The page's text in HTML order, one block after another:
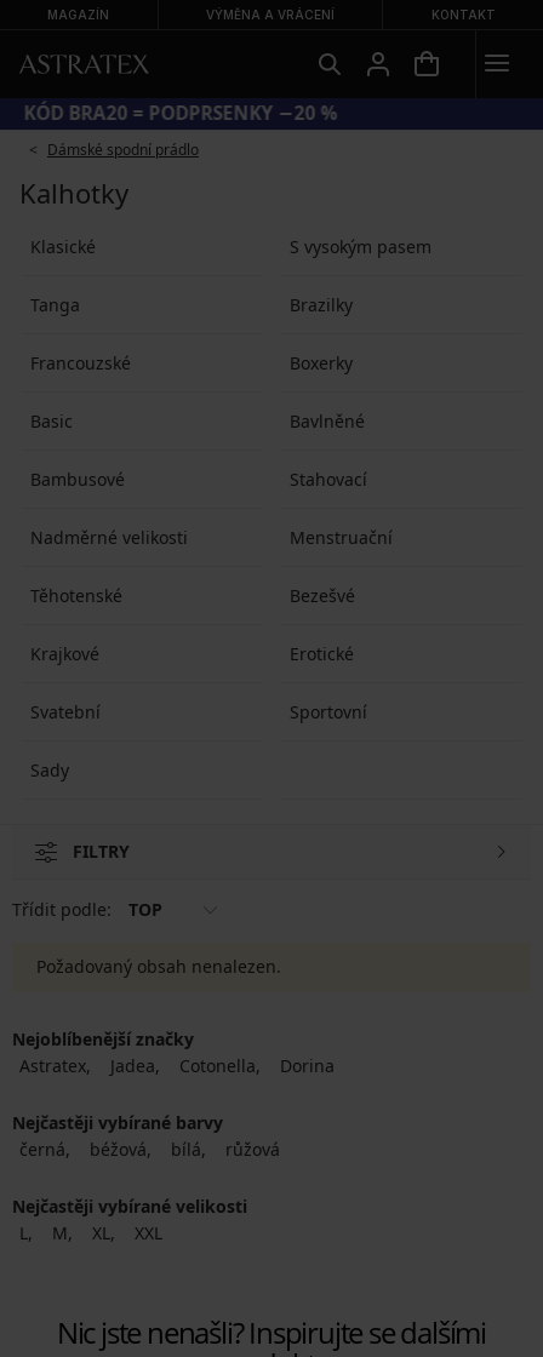
MAGAZÍN VÝMĚNA A VRÁCENÍ KONTAKT
KÓD BRA20 = PODPRSENKY −20 %
Dámské spodní prádlo
Kalhotky
Klasické S vysokým pasem
Tanga Brazilky
Francouzské Boxerky
Basic Bavlněné
Bambusové Stahovací
Nadměrné velikosti Menstruační
Těhotenské Bezešvé
Krajkové Erotické
Svatební Sportovní
Sady
FILTRY
Třídit podle: TOP
Požadovaný obsah nenalezen.
Nejoblíbenější značky
Astratex
Jadea Cotonella Dorina
Nejčastěji vybírané barvy
černá
béžová bílá růžová
Nejčastěji vybírané velikosti
L
M XL XXL
Nic jste nenašli? Inspirujte se dalšími